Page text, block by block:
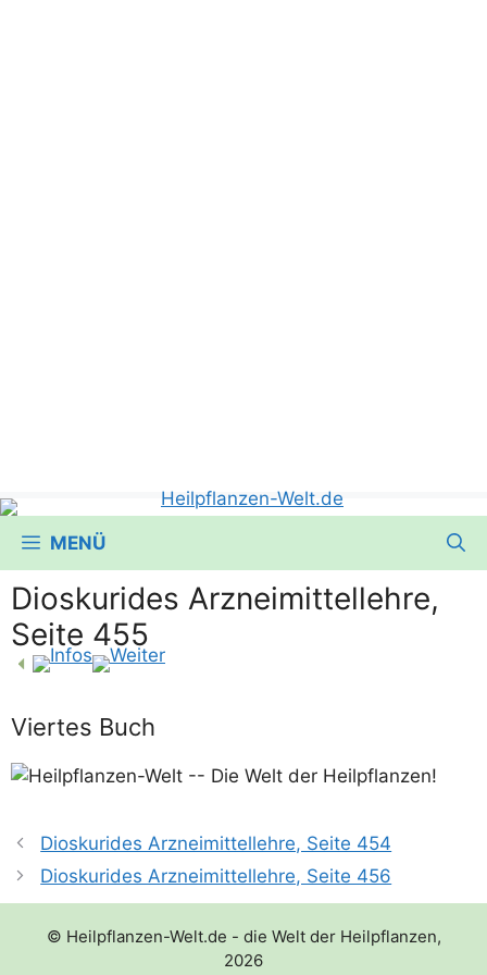
MENÜ
Dioskurides Arzneimittellehre,
Seite 455
Viertes Buch
Dioskurides Arzneimittellehre, Seite 454
Dioskurides Arzneimittellehre, Seite 456
© Heilpflanzen-Welt.de - die Welt der Heilpflanzen,
2026